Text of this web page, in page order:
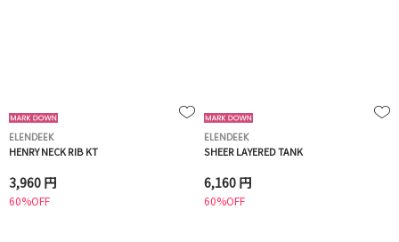
ELENDEEK
HENRY NECK RIB KT
3,960 円
60%OFF
ELENDEEK
SHEER LAYERED TANK
6,160 円
60%OFF